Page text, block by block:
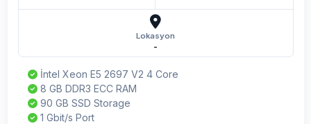
Lokasyon
-
İntel Xeon E5 2697 V2 4 Core
8 GB DDR3 ECC RAM
90 GB SSD Storage
1 Gbit/s Port